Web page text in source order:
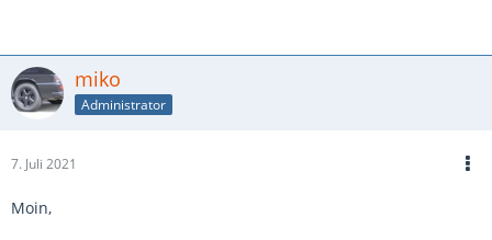
miko
Administrator
7. Juli 2021
Moin,